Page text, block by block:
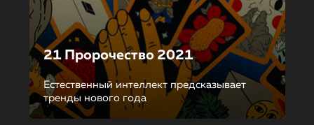
21 Пророчество 2021
Естественный интеллект предсказывает
тренды нового года